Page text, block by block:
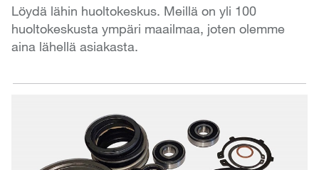
Löydä lähin huoltokeskus. Meillä on yli 100
huoltokeskusta ympäri maailmaa, joten olemme
aina lähellä asiakasta.